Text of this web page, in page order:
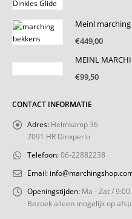
€60,00.
Meinl
€449,00
MEINL
€99,50
CONTACT INFORMATIE
Adres: Helmkamp 36
7091 HR Dinxperlo
Telefoon:06-22882238
Email:
Openingstijden: Ma - Zat /
Bezoek alleen mogelijk op